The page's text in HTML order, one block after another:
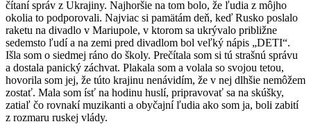
čítaní správ z Ukrajiny. Najhoršie na tom bolo, že ľudia z môjho
okolia to podporovali. Najviac si pamätám deň, keď Rusko poslalo
raketu na divadlo v Mariupole, v ktorom sa ukrývalo približne
sedemsto ľudí a na zemi pred divadlom bol veľký nápis „DETI“.
Išla som o siedmej ráno do školy. Prečítala som si tú strašnú správu
a dostala panický záchvat. Plakala som a volala so svojou tetou,
hovorila som jej, že túto krajinu nenávidím, že v nej dlhšie nemôžem
zostať. Mala som ísť na hodinu huslí, pripravovať sa na skúšky,
zatiaľ čo rovnakí muzikanti a obyčajní ľudia ako som ja, boli zabití
z rozmaru ruskej vlády.